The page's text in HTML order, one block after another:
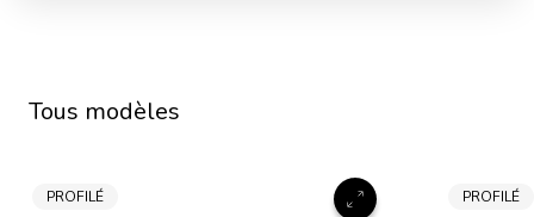
Tous modèles
PROFILÉ PROFILÉ